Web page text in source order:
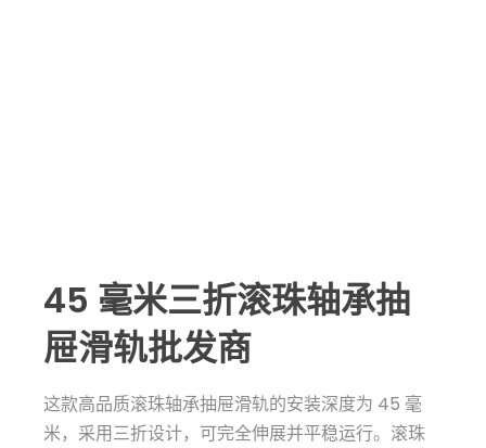
45 毫米三折滚珠轴承抽
屉滑轨批发商
这款高品质滚珠轴承抽屉滑轨的安装深度为 45 毫
米，采用三折设计，可完全伸展并平稳运行。滚珠